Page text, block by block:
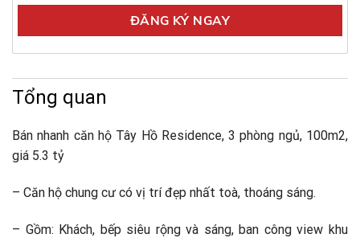
Tổng quan
Bán nhanh căn hộ Tây Hồ Residence, 3 phòng ngủ, 100m2,
giá 5.3 tỷ
– Căn hộ chung cư có vị trí đẹp nhất toà, thoáng sáng.
– Gồm: Khách, bếp siêu rộng và sáng, ban công view khu